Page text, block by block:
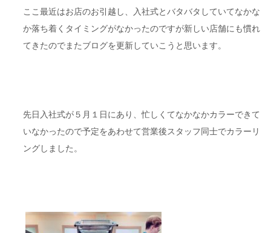
ここ最近はお店のお引越し、入社式とバタバタしていてなかな
か落ち着くタイミングがなかったのですが新しい店舗にも慣れ
てきたのでまたブログを更新していこうと思います。
先日入社式が５月１日にあり、忙しくてなかなかカラーできて
いなかったので予定をあわせて営業後スタッフ同士でカラーリ
ングしました。